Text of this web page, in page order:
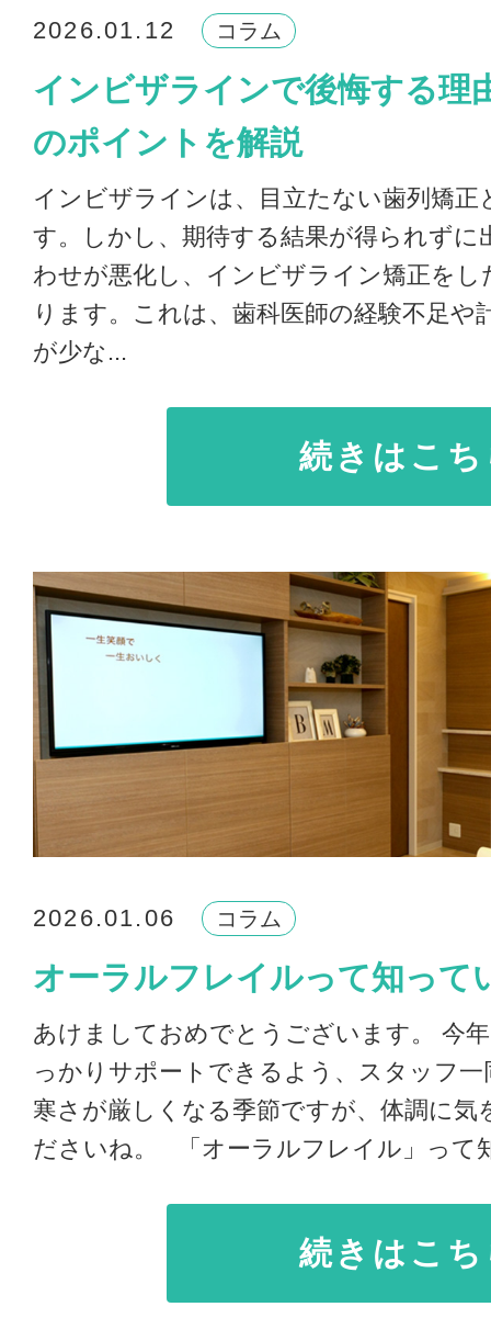
2026.01.12 コラム
インビザラインで後悔する理
のポイントを解説
インビザラインは、目立たない歯列矯
す。しかし、期待する結果が得られずに
わせが悪化し、インビザライン矯正を
ります。これは、歯科医師の経験不足や
が少な...
続きはこ
2026.01.06 コラム
オーラルフレイルって知って
あけましておめでとうございます。 今
っかりサポートできるよう、スタッフ
寒さが厳しくなる季節ですが、体調に
ださいね。 「オーラルフレイル」って
続きはこ